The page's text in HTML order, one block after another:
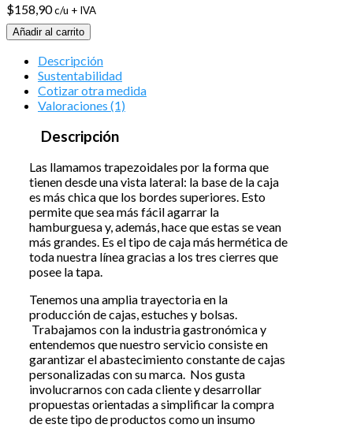
$158,90c/u + IVA
Añadir al carrito
Descripción
Sustentabilidad
Cotizar otra medida
Valoraciones (1)
Descripción
Las llamamos trapezoidales por la forma que
tienen desde una vista lateral: la base de la caja
es más chica que los bordes superiores. Esto
permite que sea más fácil agarrar la
hamburguesa y, además, hace que estas se vean
más grandes. Es el tipo de caja más hermética de
toda nuestra línea gracias a los tres cierres que
posee la tapa.
Tenemos una amplia trayectoria en la
producción de cajas, estuches y bolsas.
Trabajamos con la industria gastronómica y
entendemos que nuestro servicio consiste en
garantizar el abastecimiento constante de cajas
personalizadas con su marca. Nos gusta
involucrarnos con cada cliente y desarrollar
propuestas orientadas a simplificar la compra
de este tipo de productos como un insumo